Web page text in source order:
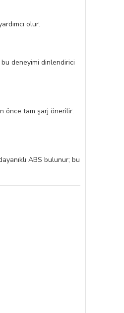
olur.
bu deneyimi dinlendirici
önce tam şarj önerilir.
ABS bulunur; bu